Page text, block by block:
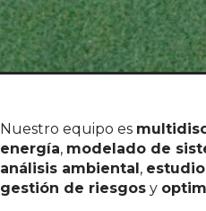
Nuestro equipo es
energía, modelado de
análisis ambiental,
gestión de riesgos y